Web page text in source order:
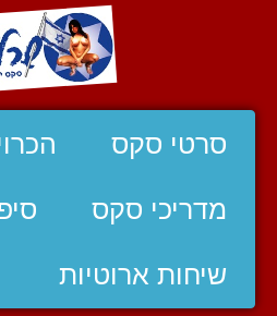
סרטי סקס
מדריכי סקס
שיחות ארוטיות